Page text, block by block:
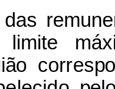
das remune
limite máx
ião corresp